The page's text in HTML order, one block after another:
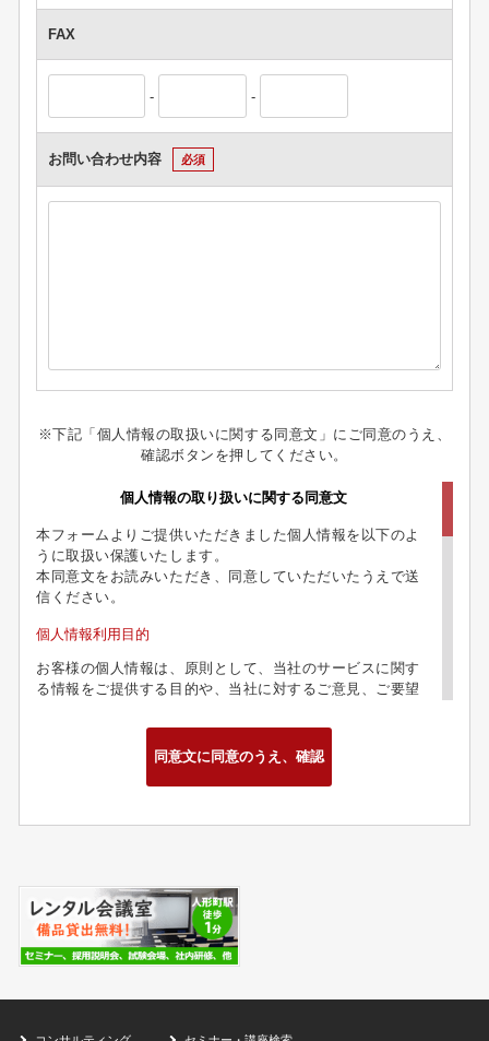
FAX
- -
お問い合わせ内容 必須
※下記「個人情報の取扱いに関する同意文」にご同意のうえ、
確認ボタンを押してください。
個人情報の取り扱いに関する同意文
本フォームよりご提供いただきました個人情報を以下のよ
うに取扱い保護いたします。
本同意文をお読みいただき、同意していただいたうえで送
信ください。
個人情報利用目的
お客様の個人情報は、原則として、当社のサービスに関す
る情報をご提供する目的や、当社に対するご意見、ご要望
めに利用致します。
第三者への情報提供
提供、譲渡することは致しません。
・法的拘束力がある第三者機関からの開示要求がある場合
・お客様本人の同意があった場合
お問合せ
される場合には、お客様ご本人であることを確認したうえ